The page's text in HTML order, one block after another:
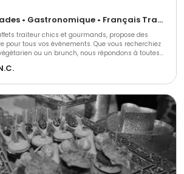
Barbecue et grillades • Gastronomique • Français Traditionnel
traiteur chics et gourmands, propose des
pour tous vos événements. Que vous recherchiez
ou un brunch, nous répondons à toutes
privées, événements professionnels et
votre partenaire de confiance pour une